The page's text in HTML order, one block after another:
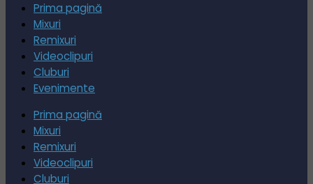
Prima pagină
Mixuri
Remixuri
Videoclipuri
Cluburi
Evenimente
Prima pagină
Mixuri
Remixuri
Videoclipuri
Cluburi